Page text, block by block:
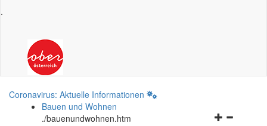
.
Coronavirus: Aktuelle Informationen
Bauen und Wohnen
./bauenundwohnen.htm